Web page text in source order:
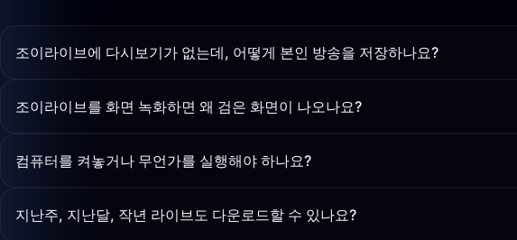
조이라이브에 다시보기가 없는데, 어떻게 본인 방송을 저장하나요?
조이라이브를 화면 녹화하면 왜 검은 화면이 나오나요?
컴퓨터를 켜놓거나 무언가를 실행해야 하나요?
지난주, 지난달, 작년 라이브도 다운로드할 수 있나요?